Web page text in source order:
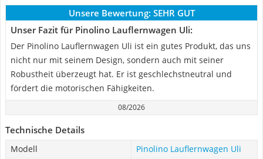
Unsere Bewertung: SEHR GUT
Unser Fazit für Pinolino Lauflernwagen Uli:
Der Pinolino Lauflernwagen Uli ist ein gutes Produkt, das uns
nicht nur mit seinem Design, sondern auch mit seiner
Robustheit überzeugt hat. Er ist geschlechstneutral und
fördert die motorischen Fähigkeiten.
08/2026
Technische Details
Modell
Pinolino Lauflernwagen Uli